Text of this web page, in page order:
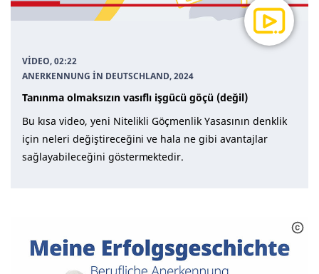
VIDEO, 02:22
ANERKENNUNG IN DEUTSCHLAND, 2024
Tanınma olmaksızın vasıflı işgücü göçü (değil)
Bu kısa video, yeni Nitelikli Göçmenlik Yasasının denklik
için neleri değiştireceğini ve hala ne gibi avantajlar
sağlayabileceğini göstermektedir.